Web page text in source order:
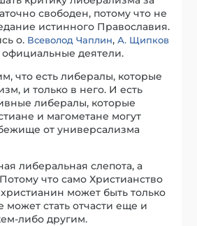
свободен, потому что не
истинного Православия.
о. Всеволод Чаплин,А. Щипков
деятели.
что есть либералы, которые
и только в него. И есть
либералы, которые
и магометане могут
от универсализма
либеральная слепота, а
что само Христианство
может быть только
стать отчасти еще и
либо другим.